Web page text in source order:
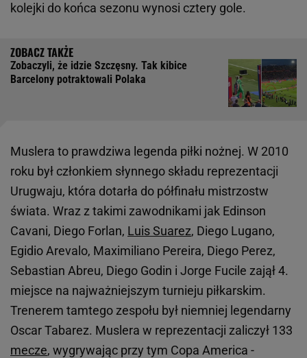
kolejki do końca sezonu wynosi cztery gole.
Zobaczyli, że idzie Szczęsny. Tak kibice
Barcelony potraktowali Polaka
Muslera to prawdziwa legenda piłki nożnej. W 2010
roku był członkiem słynnego składu reprezentacji
Urugwaju, która dotarła do półfinału mistrzostw
świata. Wraz z takimi zawodnikami jak Edinson
Cavani, Diego Forlan, Luis Suarez, Diego Lugano,
Egidio Arevalo, Maximiliano Pereira, Diego Perez,
Sebastian Abreu, Diego Godin i Jorge Fucile zajął 4.
miejsce na najważniejszym turnieju piłkarskim.
Trenerem tamtego zespołu był niemniej legendarny
Oscar Tabarez. Muslera w reprezentacji zaliczył 133
mecze, wygrywając przy tym Copa America -